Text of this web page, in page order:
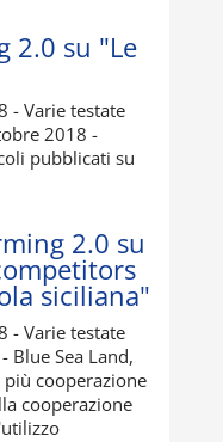
2.0 su "Le
Varie testate
2018 -
pubblicati su
2.0 su
siciliana"
Varie testate
Blue Sea Land,
più cooperazione
cooperazione